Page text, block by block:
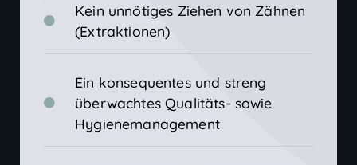
Kein unnötiges Ziehen von Zähnen
(Extraktionen)
Ein konsequentes und streng
überwachtes Qualitäts- sowie
Hygienemanagement